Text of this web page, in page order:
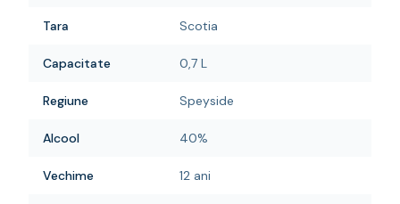
Tara Scotia
Capacitate 0,7 L
Regiune Speyside
Alcool 40%
Vechime 12 ani